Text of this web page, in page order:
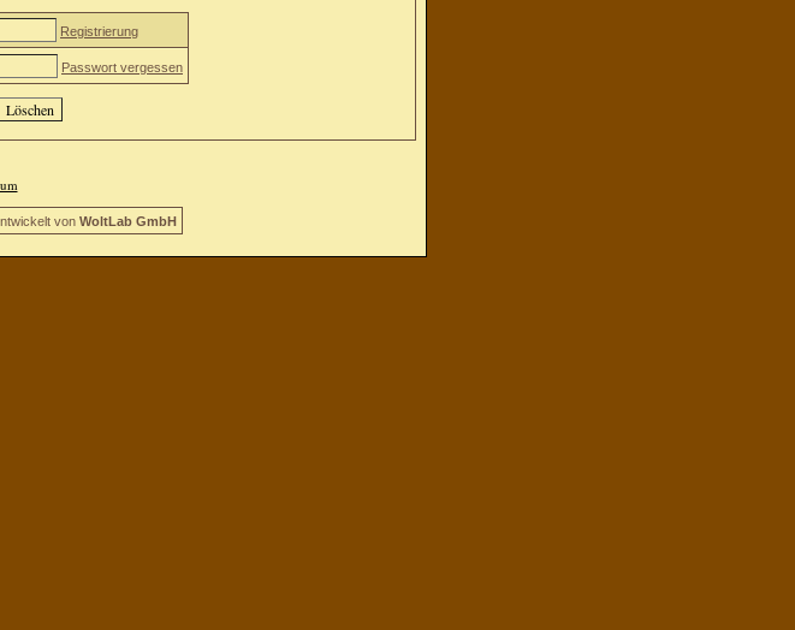
Registrierung
Passwort vergessen
von WoltLab GmbH